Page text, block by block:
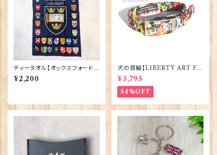
ティータオル【オックスフォード大
学紋章】Elgate Products 50
001-K
¥2,200
犬の首輪【LIBERTY ART FA
BRIC=Thorpe】BlossomCo
90295
¥3,795
54%OFF